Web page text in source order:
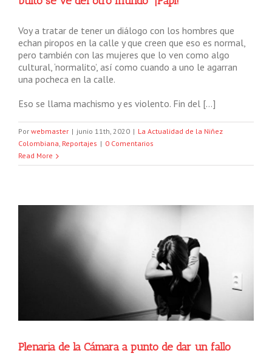
Voy a tratar de tener un diálogo con los hombres que
echan piropos en la calle y que creen que eso es normal,
pero también con las mujeres que lo ven como algo
cultural, ‘normalito’, así como cuando a uno le agarran
una pocheca en la calle.
Eso se llama machismo y es violento. Fin del […]
Por webmaster | junio 11th, 2020 | La Actualidad de la Niñez
Colombiana, Reportajes | 0 Comentarios
Read More
Plenaria de la Cámara a punto de dar un fallo